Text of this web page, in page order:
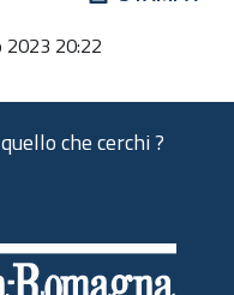
2023 20:22
che cerchi ?